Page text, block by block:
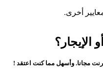
أخرى.
الإيجار؟
مجانا. وأسهل مما كنت اعتقد !